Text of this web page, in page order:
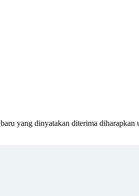
yang dinyatakan diterima diharapkan